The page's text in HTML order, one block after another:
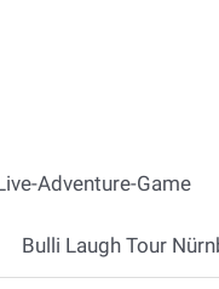
Adventure-Game
Bulli Laugh Tour